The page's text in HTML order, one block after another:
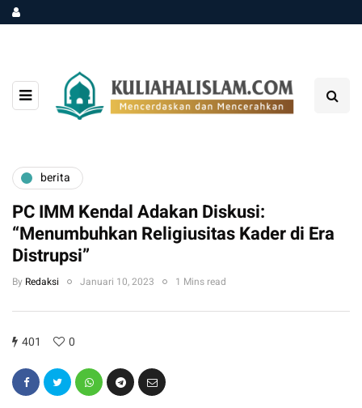
berita
PC IMM Kendal Adakan Diskusi:
“Menumbuhkan Religiusitas Kader di Era
Distrupsi”
By Redaksi Januari 10, 2023 1 Mins read
401 0